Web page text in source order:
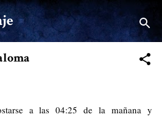
principal
a las 04:25 de la mañana y